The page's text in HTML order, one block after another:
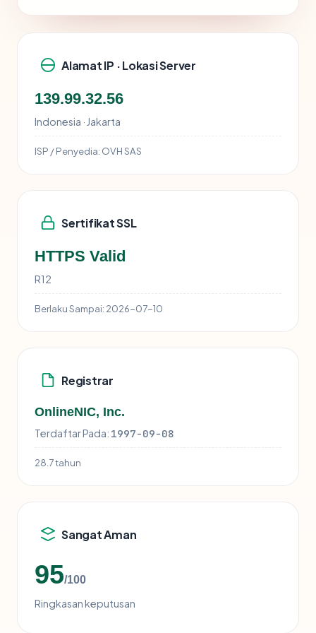
Alamat IP · Lokasi Server
139.99.32.56
Indonesia · Jakarta
ISP / Penyedia: OVH SAS
Sertifikat SSL
HTTPS Valid
R12
Berlaku Sampai: 2026-07-10
Registrar
OnlineNIC, Inc.
Terdaftar Pada: 1997-09-08
28.7 tahun
Sangat Aman
95/100
Ringkasan keputusan